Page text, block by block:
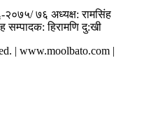
२०७५/ ७६ अध्यक्ष: रामसिंह
सम्पादक: हिरामणि दु:खी
| www.moolbato.com |